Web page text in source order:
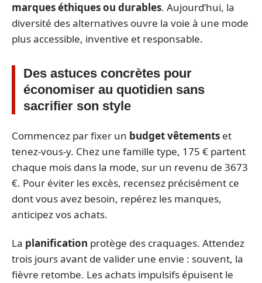
marques éthiques ou durables. Aujourd’hui, la
diversité des alternatives ouvre la voie à une mode
plus accessible, inventive et responsable.
Des astuces concrètes pour
économiser au quotidien sans
sacrifier son style
Commencez par fixer un budget vêtements et
tenez-vous-y. Chez une famille type, 175 € partent
chaque mois dans la mode, sur un revenu de 3673
€. Pour éviter les excès, recensez précisément ce
dont vous avez besoin, repérez les manques,
anticipez vos achats.
La planification protège des craquages. Attendez
trois jours avant de valider une envie : souvent, la
fièvre retombe. Les achats impulsifs épuisent le